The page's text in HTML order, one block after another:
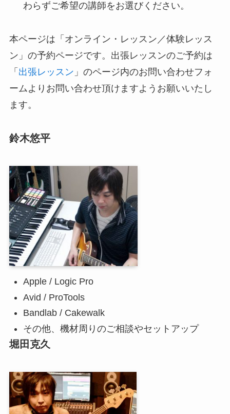
わらずご希望の講師をお選びください。
本ページは「オンライン・レッスン／体験レッス
ン」の予約ページです。出張レッスンのご予約は
「 出張レッスン 」のページ内のお問い合わせフォ
ームよりお問い合わせ頂けますようお願いいたし
ます。
鈴木悠平
Apple / Logic Pro
Avid / ProTools
Bandlab / Cakewalk
その他、機材周りのご相談やセットアップ
堀田克久